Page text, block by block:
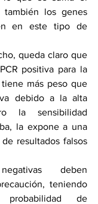
los genes
en este tipo de
queda claro que
positiva para la
más peso que
debido a la alta
la sensibilidad
la expone a una
resultados falsos
deben
teniendo
de